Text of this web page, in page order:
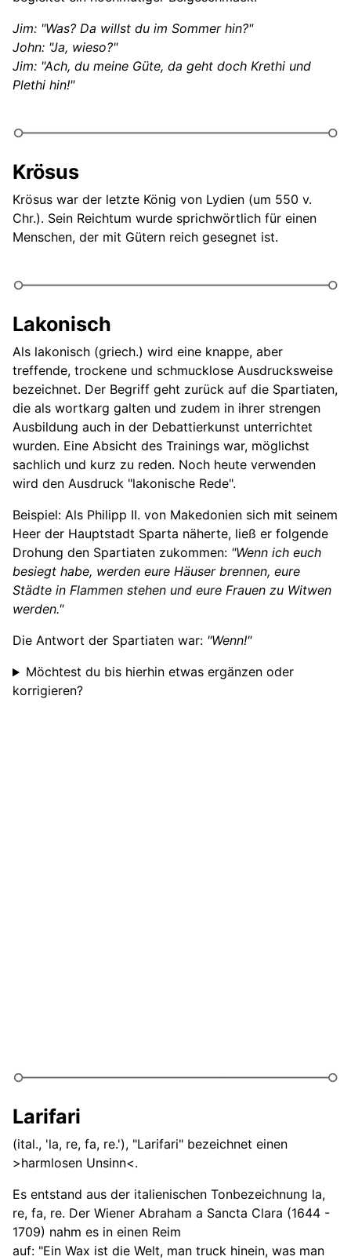
Jim: "Was? Da willst du im Sommer hin?"
John: "Ja, wieso?"
Jim: "Ach, du meine Güte, da geht doch Krethi und
Plethi hin!"
Krösus
Krösus war der letzte König von Lydien (um 550 v.
Chr.). Sein Reichtum wurde sprichwörtlich für einen
Menschen, der mit Gütern reich gesegnet ist.
Lakonisch
Als lakonisch (griech.) wird eine knappe, aber
treffende, trockene und schmucklose Ausdrucksweise
bezeichnet. Der Begriff geht zurück auf die Spartiaten,
die als wortkarg galten und zudem in ihrer strengen
Ausbildung auch in der Debattierkunst unterrichtet
wurden. Eine Absicht des Trainings war, möglichst
sachlich und kurz zu reden. Noch heute verwenden
wird den Ausdruck "lakonische Rede".
Beispiel: Als Philipp II. von Makedonien sich mit seinem
Heer der Hauptstadt Sparta näherte, ließ er folgende
Drohung den Spartiaten zukommen: "Wenn ich euch
besiegt habe, werden eure Häuser brennen, eure
Städte in Flammen stehen und eure Frauen zu Witwen
werden."
Die Antwort der Spartiaten war: "Wenn!"
Möchtest du bis hierhin etwas ergänzen oder
korrigieren?
Larifari
(ital., 'la, re, fa, re.'), "Larifari" bezeichnet einen
>harmlosen Unsinn<.
Es entstand aus der italienischen Tonbezeichnung la,
re, fa, re. Der Wiener Abraham a Sancta Clara (1644 -
1709) nahm es in einen Reim
auf: "Ein Wax ist die Welt, man truck hinein, was man